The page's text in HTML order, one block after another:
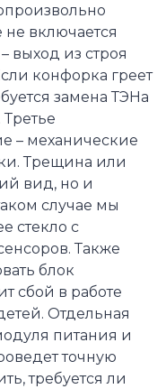
включается
выход из строя
конфорка греет
замена ТЭНа
– механические
Трещина или
вид, но и
случае мы
стекло с
Также
блок
сбой в работе
Отдельная
питания и
точную
требуется ли